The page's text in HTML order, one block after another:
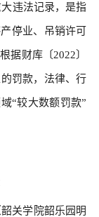
违法记录，是指
停业、吊销许可
据财库〔2022〕
罚款，法律、行
“较大数额罚款”
关学院韶乐园明